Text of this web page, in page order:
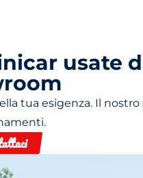
usate
tua esigenza. Il